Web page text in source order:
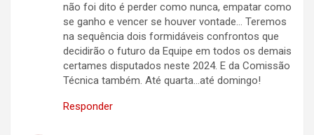
não foi dito é perder como nunca, empatar como
se ganho e vencer se houver vontade… Teremos
na sequência dois formidáveis confrontos que
decidirão o futuro da Equipe em todos os demais
certames disputados neste 2024. E da Comissão
Técnica também. Até quarta…até domingo!
Responder